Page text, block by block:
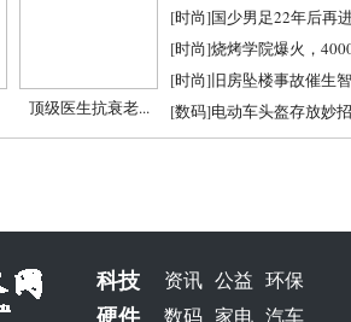
顶级医生抗衰老...
[时尚]国少男足22年后再
[时尚]烧烤学院爆火，
[时尚]旧房坠楼事故催生
[数码]电动车头盔存放妙
科技 资讯 公益 环保
数码 家电 汽车